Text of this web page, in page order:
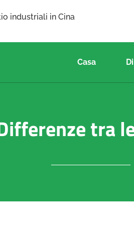
industriali in Cina
Casa Di
tra